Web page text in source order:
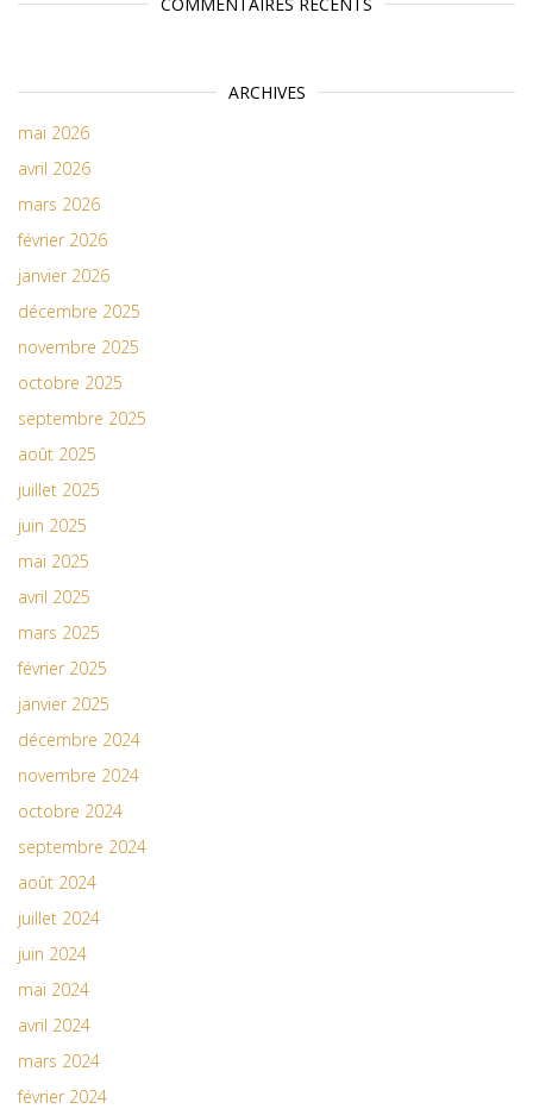
ARCHIVES
mai 2026
avril 2026
mars 2026
février 2026
janvier 2026
décembre 2025
novembre 2025
octobre 2025
septembre 2025
août 2025
juillet 2025
juin 2025
mai 2025
avril 2025
mars 2025
février 2025
janvier 2025
décembre 2024
novembre 2024
octobre 2024
septembre 2024
août 2024
juillet 2024
juin 2024
mai 2024
avril 2024
mars 2024
février 2024